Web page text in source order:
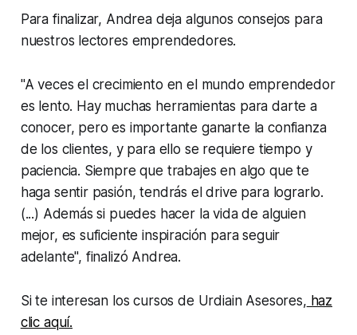
Para finalizar, Andrea deja algunos consejos para
nuestros lectores emprendedores.
"A veces el crecimiento en el mundo emprendedor
es lento. Hay muchas herramientas para darte a
conocer, pero es importante ganarte la confianza
de los clientes, y para ello se requiere tiempo y
paciencia. Siempre que trabajes en algo que te
haga sentir pasión, tendrás eldrive para lograrlo.
(...) Además si puedes hacer la vida de alguien
mejor, es suficiente inspiración para seguir
adelante", finalizó Andrea.
Si te interesan los cursos de Urdiain Asesores, haz
clic aquí.